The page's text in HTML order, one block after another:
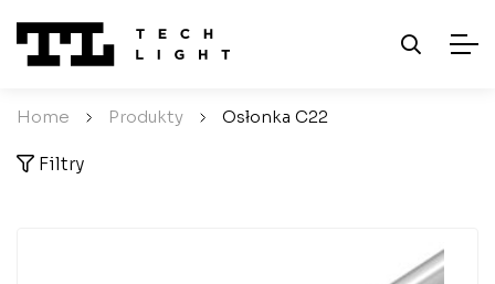
Home / Produkty / Osłonka C22
Filtry